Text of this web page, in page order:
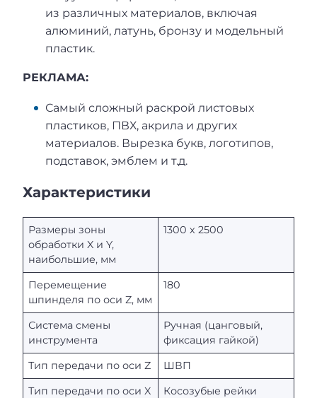
из различных материалов, включая
алюминий, латунь, бронзу и модельный
пластик.
РЕКЛАМА:
Самый сложный раскрой листовых
пластиков, ПВХ, акрила и других
материалов. Вырезка букв, логотипов,
подставок, эмблем и т.д.
Характеристики
Размеры зоны
обработки X и Y,
наибольшие, мм
1300 х 2500
Перемещение
шпинделя по оси Z, мм
180
Система смены
инструмента
Ручная (цанговый,
фиксация гайкой)
Тип передачи по оси Z
ШВП
Тип передачи по оси X
Косозубые рейки